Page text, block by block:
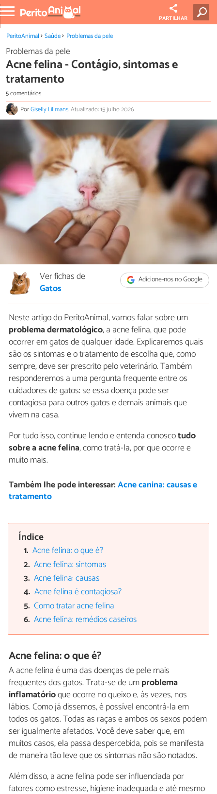
PARTILHAR
PeritoAnimal Saúde Problemas da pele
Problemas da pele
Acne felina - Contágio, sintomas e
tratamento
5 comentários
PorGiselly Lillmans.Atualizado: 15 julho 2026
Adicione-nos no Google
Ver fichas de
Gatos
Neste artigo do PeritoAnimal, vamos falar sobre um
problema dermatológico, a acne felina, que pode
ocorrer em gatos de qualquer idade. Explicaremos quais
são os sintomas e o tratamento de escolha que, como
sempre, deve ser prescrito pelo veterinário. Também
responderemos a uma pergunta frequente entre os
cuidadores de gatos: se essa doença pode ser
contagiosa para outros gatos e demais animais que
vivem na casa.
Por tudo isso, continue lendo e entenda conoscotudo
sobre a acne felina, como tratá-la, por que ocorre e
muito mais.
Também lhe pode interessar:Acne canina: causas e
tratamento
Índice
Acne felina: o que é?
Acne felina: sintomas
Acne felina: causas
Acne felina é contagiosa?
Como tratar acne felina
Acne felina: remédios caseiros
Acne felina: o que é?
A acne felina é uma das doenças de pele mais
frequentes dos gatos. Trata-se de umproblema
inflamatórioque ocorre no queixo e, às vezes, nos
lábios. Como já dissemos, é possível encontrá-la em
todos os gatos. Todas as raças e ambos os sexos podem
ser igualmente afetados. Você deve saber que, em
muitos casos, ela passa despercebida, pois se manifesta
de maneira tão leve que os sintomas não são notados.
Além disso, a acne felina pode ser influenciada por
fatores como estresse, higiene inadequada e até mesmo